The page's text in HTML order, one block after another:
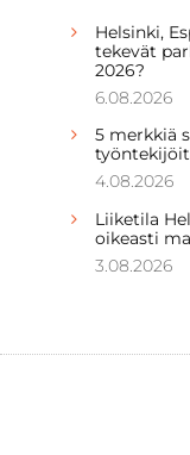
Helsinki,
tekevät
2026?
6.08.2026
5 merkkiä
4.08.2026
Liiketila
oikeasti
3.08.2026